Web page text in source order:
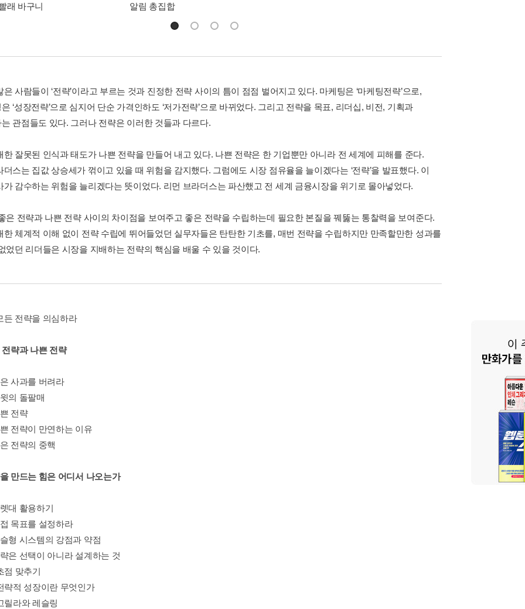
래 바구니
알림 총집합
은 사람들이 ‘전략’이라고 부르는 것과 진정한 전략 사이의 틈이 점점 벌어지고 있다. 마케팅은 ‘마케팅전략’으로,
‘성장전략’으로 심지어 단순 가격인하도 ‘저가전략’으로 바뀌었다. 그리고 전략을 목표, 리더십, 비전, 기획과
관점들도 있다. 그러나 전략은 이러한 것들과 다르다.
한 잘못된 인식과 태도가 나쁜 전략을 만들어 내고 있다. 나쁜 전략은 한 기업뿐만 아니라 전 세계에 피해를 준다.
더스는 집값 상승세가 꺾이고 있을 때 위험을 감지했다. 그럼에도 시장 점유율을 늘이겠다는 ‘전략’을 발표했다. 이
가 감수하는 위험을 늘리겠다는 뜻이었다. 리먼 브라더스는 파산했고 전 세계 금융시장을 위기로 몰아넣었다.
은 전략과 나쁜 전략 사이의 차이점을 보여주고 좋은 전략을 수립하는데 필요한 본질을 꿰뚫는 통찰력을 보여준다.
한 체계적 이해 없이 전략 수립에 뛰어들었던 실무자들은 탄탄한 기초를, 매번 전략을 수립하지만 만족할만한 성과를
었던 리더들은 시장을 지배하는 전략의 핵심을 배울 수 있을 것이다.
든 전략을 의심하라
략과 나쁜 전략
사과를 버려라
의 돌팔매
전략
전략이 만연하는 이유
전략의 중핵
만드는 힘은 어디서 나오는가
대 활용하기
목표를 설정하라
형 시스템의 강점과 약점
은 선택이 아니라 설계하는 것
점 맞추기
략적 성장이란 무엇인가
릴라와 레슬링